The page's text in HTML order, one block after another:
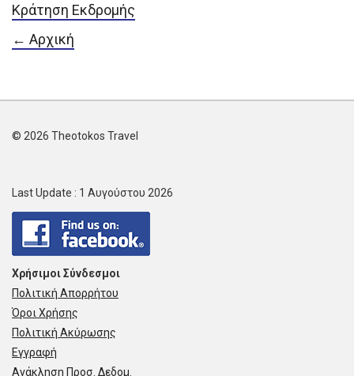
Κράτηση Εκδρομής
← Αρχική
© 2026 Theotokos Travel
Last Update : 1 Αυγούστου 2026
Χρήσιμοι Σύνδεσμοι
Πολιτική Απορρήτου
Όροι Χρήσης
Πολιτική Ακύρωσης
Εγγραφή
Ανάκληση Προσ. Δεδομ.